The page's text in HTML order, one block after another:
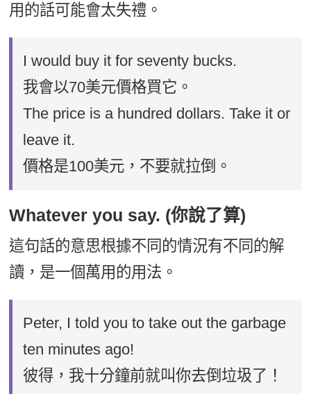
用的話可能會太失禮。
I would buy it for seventy bucks.
我會以70美元價格買它。
The price is a hundred dollars. Take it or
leave it.
價格是100美元，不要就拉倒。
Whatever you say. (你說了算)
這句話的意思根據不同的情況有不同的解
讀，是一個萬用的用法。
Peter, I told you to take out the garbage
ten minutes ago!
彼得，我十分鐘前就叫你去倒垃圾了！